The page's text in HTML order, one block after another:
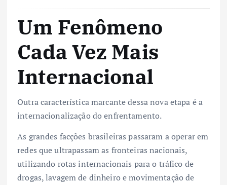
Um Fenômeno
Cada Vez Mais
Internacional
Outra característica marcante dessa nova etapa é a
internacionalização do enfrentamento.
As grandes facções brasileiras passaram a operar em
redes que ultrapassam as fronteiras nacionais,
utilizando rotas internacionais para o tráfico de
drogas, lavagem de dinheiro e movimentação de